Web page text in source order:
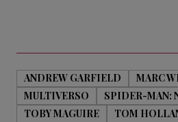
ANDREW GARFIELD MARC
MULTIVERSO
SPIDER-MAN:
TOBY MAGUIRE
TOM